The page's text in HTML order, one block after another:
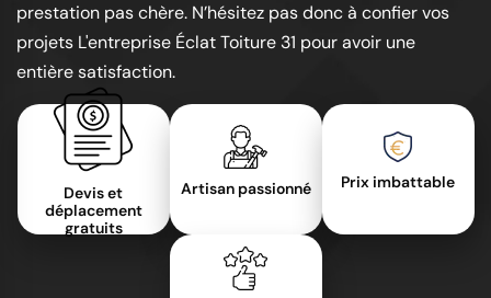
prestation pas chère. N’hésitez pas donc à confier vos
projets L'entreprise Éclat Toiture 31 pour avoir une
entière satisfaction.
Devis et
déplacement
gratuits
Artisan passionné Prix imbattable